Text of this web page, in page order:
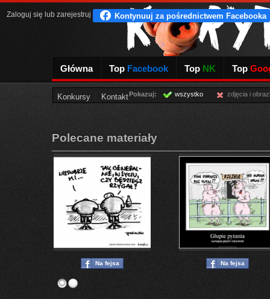
Główna Top Facebook Top NK Top
Konkursy Kontakt
Zaloguj się lub zarejestruj
Pokazuj: wszystko zdjęcia i
Polecane materiały
Na fejsa Na fejsa